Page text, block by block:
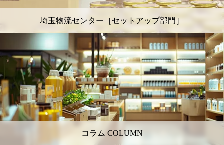
埼玉物流センター［セットアップ部門］
コラム COLUMN